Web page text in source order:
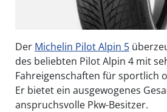
Der Michelin Pilot Alpin 5
des beliebten Pilot Alpin 4 mit
Fahreigenschaften für sportlich
Er bietet ein ausgewogenes
anspruchsvolle Pkw-Besitzer.